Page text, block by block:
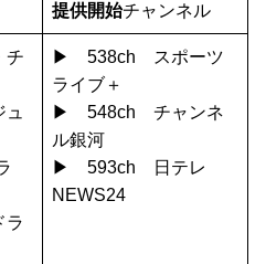
提供開始チャンネル
▶ 538ch スポーツ
ライブ＋
▶ 548ch チャンネ
ル銀河
▶ 593ch 日テレ
NEWS24